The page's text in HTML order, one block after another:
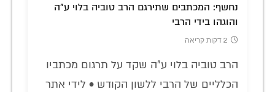
נחשף: המכתבים שתירגם הרב טוביה בלוי ע"ה
והוגהו בידי הרבי
2 דקות קריאה
הרב טוביה בלוי ע"ה שקד על תרגום מכתביו
הכלליים של הרבי ללשון הקודש • לידי אתר